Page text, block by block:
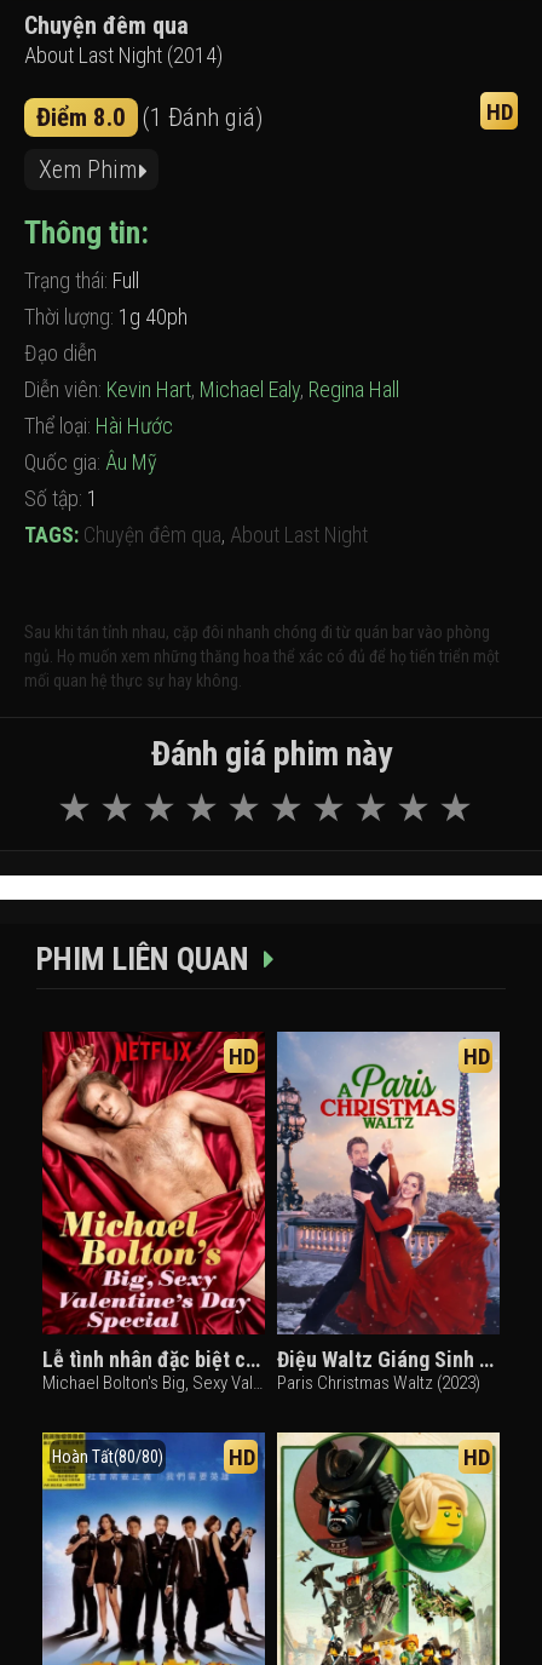
Chuyện đêm qua
About Last Night (2014)
Điểm 8.0 (1 Đánh giá) HD
Xem Phim
Thông tin:
Trạng thái: Full
Thời lượng: 1g 40ph
Đạo diễn
Diễn viên: Kevin Hart, Michael Ealy, Regina Hall
Thể loại: Hài Hước
Quốc gia: Âu Mỹ
Số tập: 1
TAGS: Chuyện đêm qua, About Last Night
Sau khi tán tỉnh nhau, cặp đôi nhanh chóng đi từ quán bar vào phòng
ngủ. Họ muốn xem những thăng hoa thể xác có đủ để họ tiến triển một
mối quan hệ thực sự hay không.
Đánh giá phim này
PHIM LIÊN QUAN
HD
Lễ tình nhân đặc biệt của Michael Bolton
Michael Bolton's Big, Sexy Valentine's Day Special (2017)
HD
Điệu Waltz Giáng Sinh Ở Paris
Paris Christmas Waltz (2023)
Hoàn Tất(80/80) HD HD